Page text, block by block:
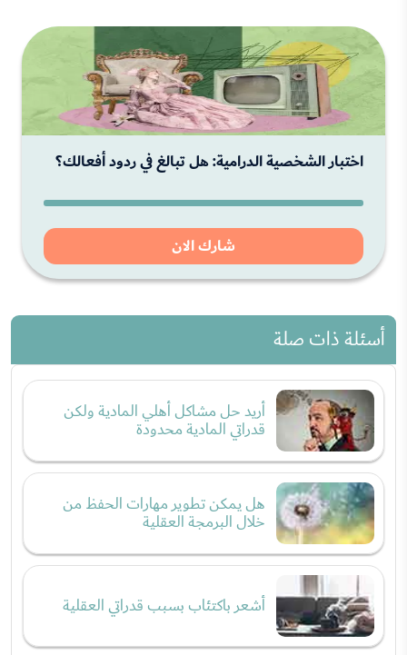
اختبار الشخصية الدرامية: هل تبالغ في ردود أفعالك؟
شارك الان
أسئلة ذات صلة
أريد حل مشاكل أهلي المادية ولكن
قدراتي المادية محدودة
هل يمكن تطوير مهارات الحفظ من
خلال البرمجة العقلية
أشعر باكتئاب بسبب قدراتي العقلية